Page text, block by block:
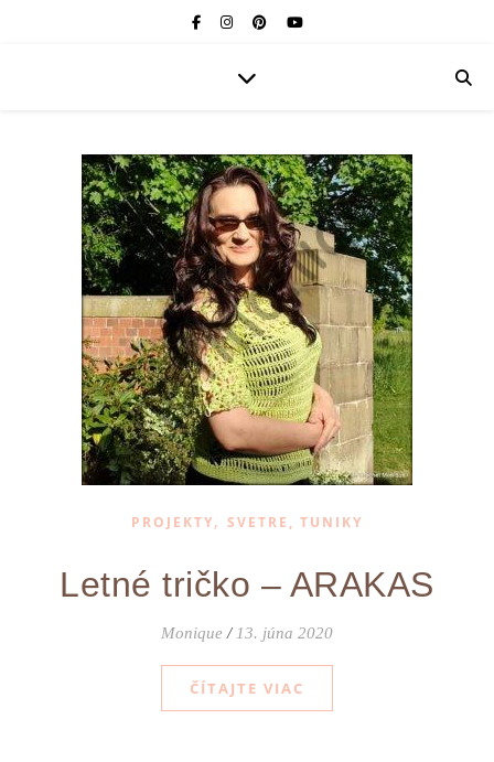
PROJEKTY, SVETRE, TUNIKY
Letné tričko – ARAKAS
Monique / 13. júna 2020
ČÍTAJTE VIAC